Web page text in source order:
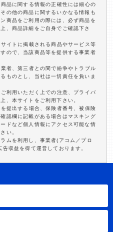
品に関する情報の正確性には細心の
の他の商品に関するいかなる情報も
商品をご利用の際には、必ず商品を
、商品詳細をご自身でご確認下さ
イトに掲載される商品やサービス等
ので、当該商品等を提供する事業者
者、第三者との間で紛争やトラブル
ものとし、当社は一切責任を負いま
利用いただく上での注意、プライバ
、本サイトをご利用下さい。
提出する場合、保険者番号、被保険
認欄に記載がある場合はマスキング
ドなど個人情報にアクセス可能な情
い。
ムを利用し、事業者(アコム／プロ
収益を得て運営しております。